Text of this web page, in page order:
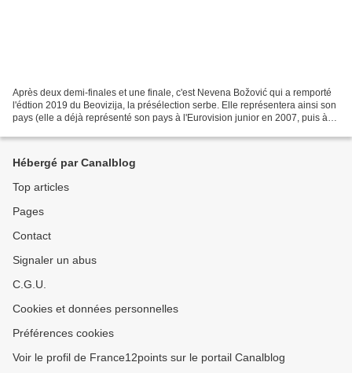
Après deux demi-finales et une finale, c'est Nevena Božović qui a remporté
l'édtion 2019 du Beovizija, la présélection serbe. Elle représentera ainsi son
pays (elle a déjà représenté son pays à l'Eurovision junior en 2007, puis à
Hébergé par Canalblog
Top articles
Pages
Contact
Signaler un abus
C.G.U.
Cookies et données personnelles
Préférences cookies
Voir le profil de France12points sur le portail Canalblog